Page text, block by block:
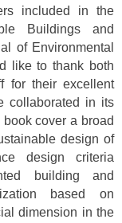
included in the
Buildings and
of Environmental
like to thank both
for their excellent
collaborated in its
cover a broad
design of
design criteria
building and
based on
dimension in the